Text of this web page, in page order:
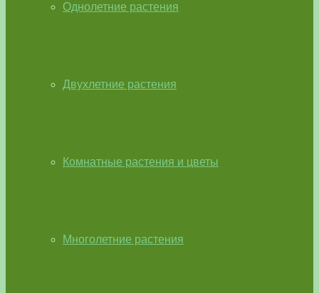
Однолетние растения
Двухлетние растения
Комнатные растения и цветы
Многолетние растения